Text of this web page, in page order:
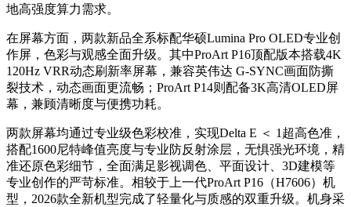
地高强度算力需求。
在屏幕方面，两款新品全系标配华硕Lumina Pro OLED专业创
作屏，色彩与观感全面升级。其中ProArt P16顶配版本搭载4K
120Hz VRR动态刷新率屏幕，兼容英伟达 G-SYNC画面防撕
裂技术，动态画面更流畅；ProArt P14则配备3K高清OLED屏
幕，兼顾清晰度与便携功耗。
两款屏幕均通过专业级色彩校准，实现Delta E ＜ 1超高色准，
搭配1600尼特峰值亮度与专业防反射涂层，无惧强光环境，精
准还原色彩细节，全面满足影视调色、平面设计、3D建模等
专业创作的严苛标准。相较于上一代ProArt P16（H7606）机
型，2026款全新机型完成了轻量化与质感的双重升级。机身采